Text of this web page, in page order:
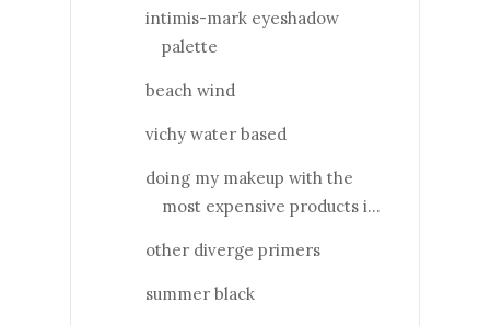
intimis-mark eyeshadow
palette
beach wind
vichy water based
doing my makeup with the
most expensive products i...
other diverge primers
summer black